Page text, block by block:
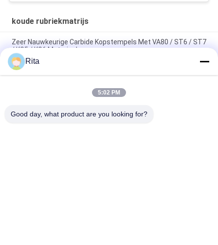
koude rubriekmatrijs
Zeer Nauwkeurige Carbide Kopstempels Met VA80 / ST6 / ST7
/ KG5 / KG6 Materiaal
ST7 ST6 KG5 KG6+H13 Koud gevormde matrijzen, met
zeshoekige koolstofnutvormende matrijzen
Wolfraamcarbide-schimmel met koude kop die spiegel
Rita
5:02 PM
Good day, what product are you looking for?